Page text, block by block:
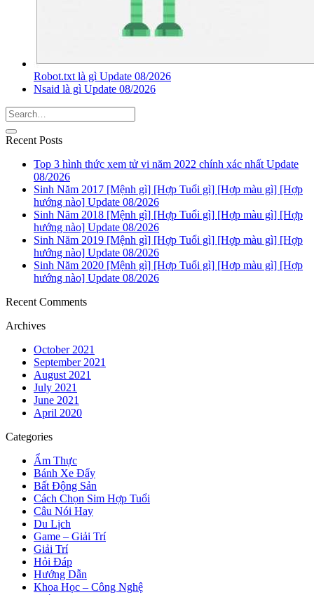
Robot.txt là gì Update 08/2026
Nsaid là gì Update 08/2026
Recent Posts
Top 3 hình thức xem tử vi năm 2022 chính xác nhất Update
08/2026
Sinh Năm 2017 [Mệnh gì] [Hợp Tuổi gì] [Hợp màu gì] [Hợp
hướng nào] Update 08/2026
Sinh Năm 2018 [Mệnh gì] [Hợp Tuổi gì] [Hợp màu gì] [Hợp
hướng nào] Update 08/2026
Sinh Năm 2019 [Mệnh gì] [Hợp Tuổi gì] [Hợp màu gì] [Hợp
hướng nào] Update 08/2026
Sinh Năm 2020 [Mệnh gì] [Hợp Tuổi gì] [Hợp màu gì] [Hợp
hướng nào] Update 08/2026
Recent Comments
Archives
October 2021
September 2021
August 2021
July 2021
June 2021
April 2020
Categories
Ẩm Thực
Bánh Xe Đẩy
Bất Động Sản
Cách Chọn Sim Hợp Tuổi
Câu Nói Hay
Du Lịch
Game – Giải Trí
Giải Trí
Hỏi Đáp
Hướng Dẫn
Khoa Học – Công Nghệ